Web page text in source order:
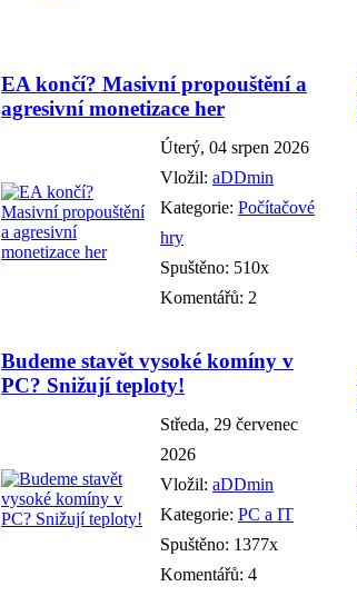
EA končí? Masivní propouštění a
agresivní monetizace her
Úterý, 04 srpen 2026
Vložil: aDDmin
Kategorie: Počítačové
hry
Spuštěno: 510x
Komentářů: 2
Budeme stavět vysoké komíny v
PC? Snižují teploty!
Středa, 29 červenec
2026
Vložil: aDDmin
Kategorie: PC a IT
Spuštěno: 1377x
Komentářů: 4